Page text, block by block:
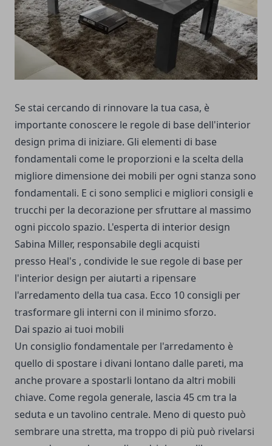
Se stai cercando di rinnovare la tua casa, è
importante conoscere le regole di base dell'interior
design prima di iniziare. Gli elementi di base
fondamentali come le proporzioni e la scelta della
migliore dimensione dei mobili per ogni stanza sono
fondamentali. E ci sono semplici e migliori consigli e
trucchi per la decorazione per sfruttare al massimo
ogni piccolo spazio. L'esperta di interior design
Sabina Miller, responsabile degli acquisti
presso Heal's , condivide le sue regole di base per
l'interior design per aiutarti a ripensare
l'arredamento della tua casa. Ecco 10 consigli per
trasformare gli interni con il minimo sforzo.
Dai spazio ai tuoi mobili
Un consiglio fondamentale per l'arredamento è
quello di spostare i divani lontano dalle pareti, ma
anche provare a spostarli lontano da altri mobili
chiave. Come regola generale, lascia 45 cm tra la
seduta e un tavolino centrale. Meno di questo può
sembrare una stretta, ma troppo di più può rivelarsi